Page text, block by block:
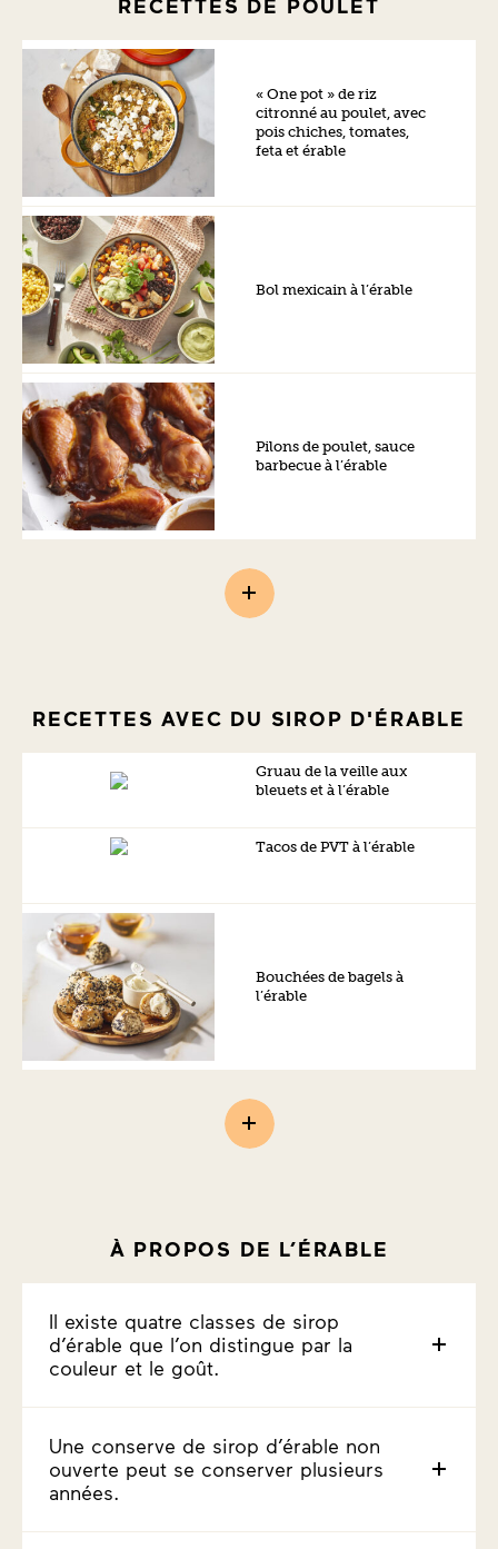
RECETTES DE POULET
« One pot » de riz
citronné au poulet, avec
pois chiches, tomates,
feta et érable
Bol mexicain à l’érable
Pilons de poulet, sauce
barbecue à l’érable
RECETTES AVEC DU SIROP D'ÉRABLE
Gruau de la veille aux
bleuets et à l’érable
Tacos de PVT à l’érable
Bouchées de bagels à
l’érable
À PROPOS DE L’ÉRABLE
Il existe quatre classes de sirop
d’érable que l’on distingue par la
couleur et le goût.
Une conserve de sirop d’érable non
ouverte peut se conserver plusieurs
années.